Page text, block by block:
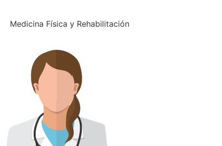
Medicina Física y Rehabilitación